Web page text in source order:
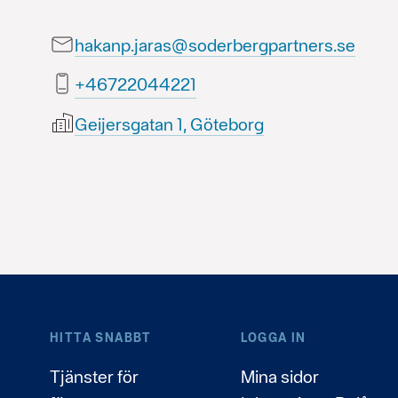
hakanp.jaras@soderbergpartners.se
12244022764+
Geijersgatan 1, Göteborg
HITTA SNABBT
Tjänster för
LOGGA IN
Mina sidor